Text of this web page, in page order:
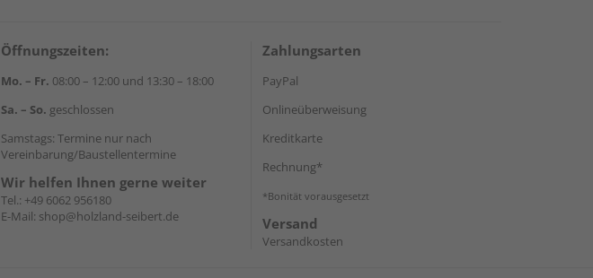
Öffnungszeiten:
Mo. – Fr. 08:00 – 12:00 und 13:30 – 18:00
Sa. – So. geschlossen
Samstags: Termine nur nach
Vereinbarung/Baustellentermine
Wir helfen Ihnen gerne weiter
Tel.: +49 6062 956180
E-Mail: shop@holzland-seibert.de
Zahlungsarten
PayPal
Onlineüberweisung
Kreditkarte
Rechnung*
*Bonität vorausgesetzt
Versand
Versandkosten